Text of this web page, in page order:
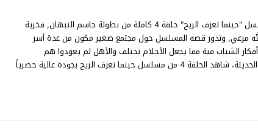
مسلسل حينما تعزف الريح الحلقة 4 مشاهدة وتحميل مسلسل "حينما تعزف الريح" حلقة 4 كاملة من بطولة جاسم النبهان, فخرية
مرعي, وتدور قصة المسلسل حول مجتمع صغير مكون من عدة أسر
الشباب فية مما يجعل الأحلام تختلف والأهل لم يعودوا هم
المسيطرون على ابنائهم خاصة مع انتشار وسائل التواصل الحديثة، شاهد الحلقة 4 من مسلسل حينما تعزف الريح بجودة عالية حصرياً